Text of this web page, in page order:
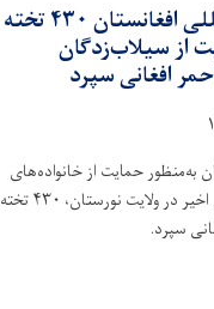
کابل؛ بانک بین‌المللی افغانستان ۴۳۰ تخته
از سیلاب‌زدگان
افغانی سپرد
به‌منظور حمایت از خانواده‌های
آسیب‌دیده از سیلاب‌های اخیر در ولایت نورستان، ۴۳۰ تخته
سپرد.